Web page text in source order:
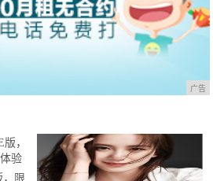
广告
，限